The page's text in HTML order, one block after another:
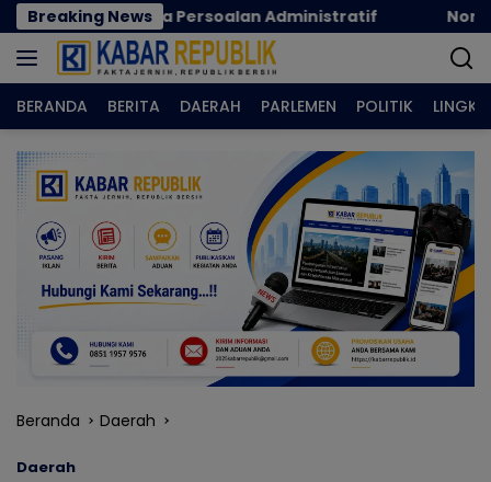
Langsung
ke
konten
Breaking News
Persoalan Administratif Norman Joesoef
BERANDA BERITA DAERAH PARLEMEN POLITIK
Beranda Daerah
Daerah